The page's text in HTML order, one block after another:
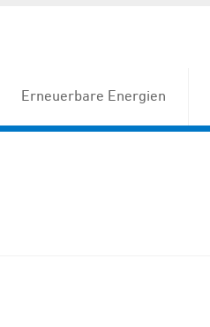
Erneuerbare Energien